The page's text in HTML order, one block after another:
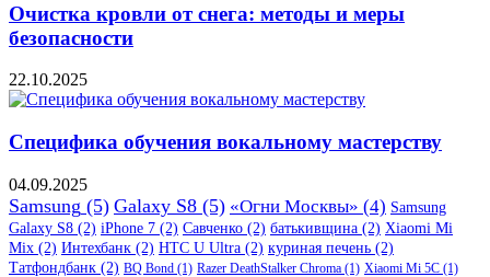
Очистка кровли от снега: методы и меры
безопасности
22.10.2025
Специфика обучения вокальному мастерству
04.09.2025
Samsung (5) Galaxy S8 (5) «Огни Москвы» (4) Samsung
Galaxy S8 (2) iPhone 7 (2) Савченко (2) батькивщина (2) Xiaomi Mi
Mix (2) Интехбанк (2) HTC U Ultra (2) куриная печень (2)
Татфондбанк (2) BQ Bond (1) Razer DeathStalker Chroma (1) Xiaomi Mi 5C (1)